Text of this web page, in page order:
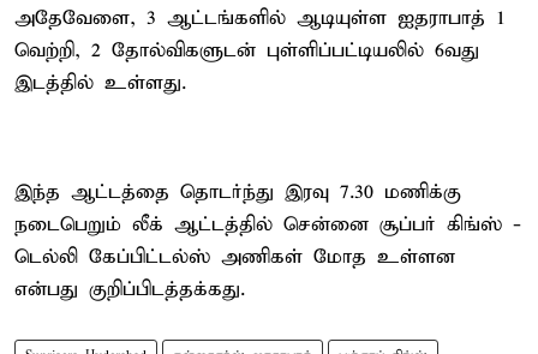
அதேவேளை, 3 ஆட்டங்களில் ஆடியுள்ள ஐதராபாத் 1
வெற்றி, 2 தோல்விகளுடன் புள்ளிப்பட்டியலில் 6வது
இடத்தில் உள்ளது.
இந்த ஆட்டத்தை தொடர்ந்து இரவு 7.30 மணிக்கு
நடைபெறும் லீக் ஆட்டத்தில் சென்னை சூப்பர் கிங்ஸ் -
டெல்லி கேப்பிட்டல்ஸ் அணிகள் மோத உள்ளன
என்பது குறிப்பிடத்தக்கது.